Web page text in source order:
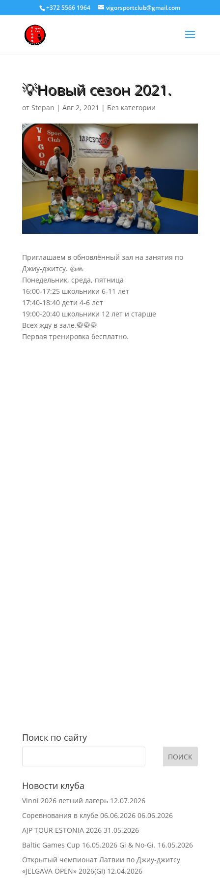
+372 5566 1964 vigorsportclub@gmail.com
💡Новый сезон 2021.
от Stepan | Авг 2, 2021 | Без категории
Приглашаем в обновлённый зал на занятия по
Джиу-джитсу. 👍🙏
Понедельник, среда, пятница
16:00-17:25 школьники 6-11 лет
17:40-18:40 дети 4-6 лет
19:00-20:40 школьники 12 лет и старше
Всех жду в зале.🥋🥋🥋
Первая тренировка бесплатно.
Поиск по сайту
Новости клуба
Vinni 2026 летний лагерь 12.07.2026
Соревнования в клубе 06.06.2026 06.06.2026
AJP TOUR ESTONIA 2026 31.05.2026
Baltic Games Cup 16.05.2026 Gi & No-Gi. 16.05.2026
Открытый чемпионат Латвии по Джиу-джитсу
«JELGAVA OPEN» 2026(GI) 12.04.2026